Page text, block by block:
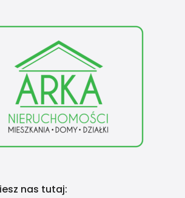
nas tutaj: